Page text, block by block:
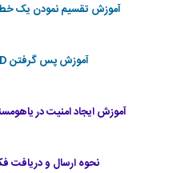
آموزش تقسیم نمودن یک خط
آموزش پس گرفتن ID و ایمیل از هکرها
آموزش ایجاد امنیت در
نحوه ارسال و دریافت